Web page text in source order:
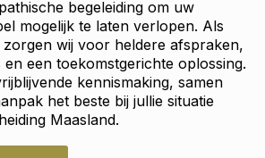
begeleiding om uw
mogelijk te laten verlopen. Als
zorgen wij voor heldere afspraken,
een toekomstgerichte oplossing.
kennismaking, samen
het beste bij jullie situatie
Maasland.